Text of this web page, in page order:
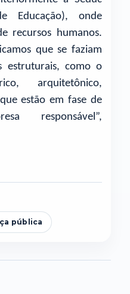
Educação), onde
recursos humanos.
que se faziam
estruturais, como o
arquitetônico,
estão em fase de
responsável”,
pública